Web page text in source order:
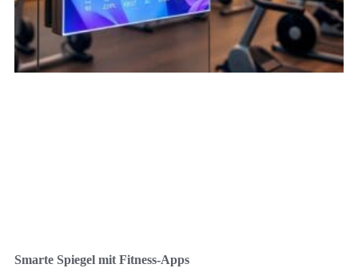
Smarte Spiegel mit Fitness-Apps